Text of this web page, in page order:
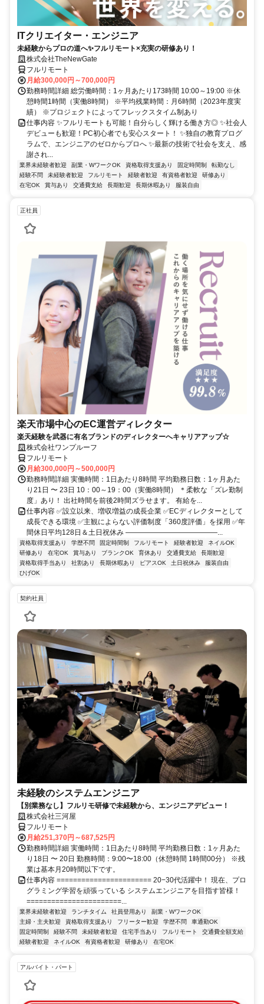
ITクリエイター・エンジニア
未経験からプロの道へ✨フルリモート×充実の研修あり！
株式会社TheNewGate
フルリモート
月給300,000円～700,000円
勤務時間詳細 総労働時間：1ヶ月あたり173時間 10:00～19:00 ※休
憩時間1時間（実働8時間） ※平均残業時間：月6時間（2023年度実
績） ※プロジェクトによってフレックスタイム制あり
仕事内容 ✨フルリモートも可能！自分らしく輝ける働き方◎ ✨社会人
デビューも歓迎！PC初心者でも安心スタート！ ✨独自の教育プログ
ラムで、エンジニアのゼロからプロへ ✨最新の技術で社会を支え、感
謝され...
業界未経験者歓迎 副業・WワークOK 資格取得支援あり 固定時間制
転勤なし
経験不問
未経験者歓迎 フルリモート 経験者歓迎 有資格者歓迎
研修あり
在宅OK
賞与あり 交通費支給 長期歓迎 長期休暇あり 服装自由
正社員
楽天市場中心のEC運営ディレクター
楽天経験を武器に有名ブランドのディレクターへキャリアアップ☆
株式会社ワンプルーフ
フルリモート
月給300,000円～500,000円
勤務時間詳細 実働時間：1日あたり8時間 平均勤務日数：1ヶ月あた
り21日 〜 23日 10：00～19：00（実働8時間） ＊柔軟な「ズレ勤制
度」あり！ 出社時間を前後2時間ズラせます。 有給を...
仕事内容 ✅設立以来、増収増益の成長企業 ✅ECディレクターとして
成長できる環境 ✅主観によらない評価制度「360度評価」を採用 ✅年
間休日平均128日＆土日祝休み ―――――――――――――...
資格取得支援あり 学歴不問 固定時間制 フルリモート 経験者歓迎
ネイルOK
研修あり
在宅OK 賞与あり ブランクOK 育休あり 交通費支給
長期歓迎
資格取得手当あり
社割あり 長期休暇あり ピアスOK 土日祝休み
服装自由
ひげOK
契約社員
未経験のシステムエンジニア
【別業務なし】フルリモ研修で未経験から、エンジニアデビュー！
株式会社三河屋
フルリモート
月給251,370円～687,525円
勤務時間詳細 実働時間：1日あたり8時間 平均勤務日数：1ヶ月あた
り18日 〜 20日 勤務時間：9:00〜18:00（休憩時間 1時間00分） ※残
業は基本月20時間以下です。
仕事内容 ======================= 20−30代活躍中！ 現在、プロ
グラミング学習を頑張っている システムエンジニアを目指す皆様！
=======================...
業界未経験者歓迎 ランチタイム 社員登用あり
副業・WワークOK
主婦・主夫歓迎
資格取得支援あり フリーター歓迎 学歴不問
車通勤OK
固定時間制
経験不問 未経験者歓迎 住宅手当あり フルリモート
交通費全額支給
経験者歓迎
ネイルOK 有資格者歓迎 研修あり 在宅OK
アルバイト・パート